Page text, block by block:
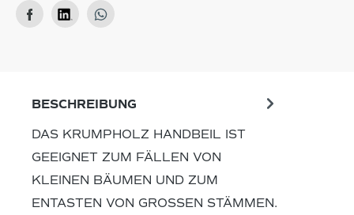
BESCHREIBUNG
DAS KRUMPHOLZ HANDBEIL IST
GEEIGNET ZUM FÄLLEN VON
KLEINEN BÄUMEN UND ZUM
ENTASTEN VON GROSSEN STÄMMEN. D